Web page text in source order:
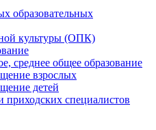
образовательных
культуры (ОПК)
среднее общее образование
взрослых
детей
приходских специалистов